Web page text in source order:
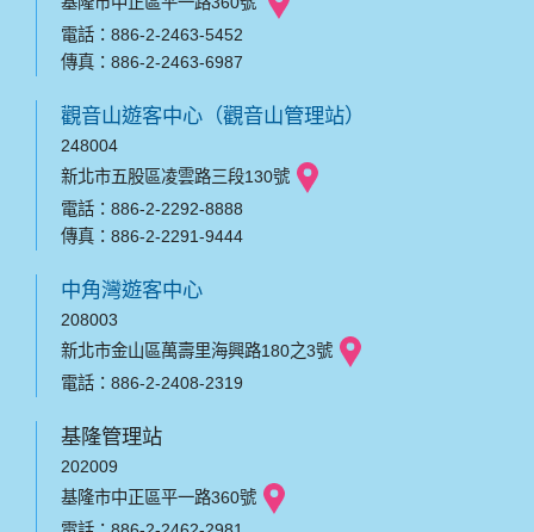
電話：886-2-2463-5452
傳真：886-2-2463-6987
觀音山遊客中心（觀音山管理站）
248004
新北市五股區凌雲路三段130號
電話：886-2-2292-8888
傳真：886-2-2291-9444
中角灣遊客中心
208003
新北市金山區萬壽里海興路180之3號
電話：886-2-2408-2319
基隆管理站
202009
基隆市中正區平一路360號